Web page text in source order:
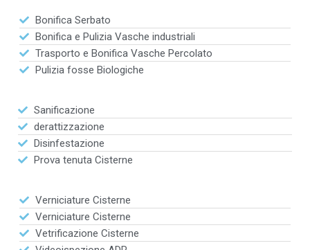
Bonifica Serbato
Bonifica e Pulizia Vasche industriali
Trasporto e Bonifica Vasche Percolato
Pulizia fosse Biologiche
Sanificazione
derattizzazione
Disinfestazione
Prova tenuta Cisterne
Verniciature Cisterne
Verniciature Cisterne
Vetrificazione Cisterne